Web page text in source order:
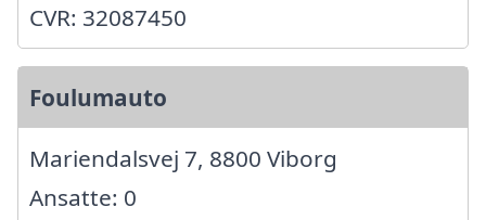
CVR: 32087450
Foulumauto
Mariendalsvej 7, 8800 Viborg
Ansatte: 0